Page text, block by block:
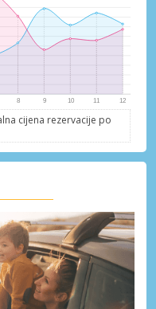
cijena rezervacije po